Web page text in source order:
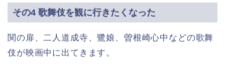
その4 歌舞伎を観に行きたくなった
関の扉、二人道成寺、鷺娘、曽根崎心中などの歌舞
伎が映画中に出てきます。